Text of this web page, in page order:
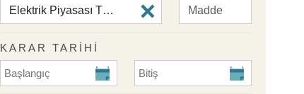
KARAR TARİHİ
KARAR TARİHİ Başlangıç KARAR TARİHİ Bitiş